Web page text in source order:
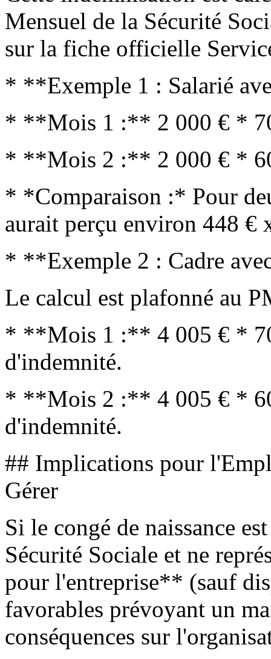
Mensuel de la Sécurité
sur la fiche officielle
* **Exemple 1 : Salarié
* **Mois 1 :** 2 000 € *
* **Mois 2 :** 2 000 € *
* *Comparaison :* Pour
aurait perçu environ 448 €
* **Exemple 2 : Cadre
Le calcul est plafonné au
* **Mois 1 :** 4 005 € *
d'indemnité.
* **Mois 2 :** 4 005 € *
d'indemnité.
## Implications pour
Gérer
Si le congé de naissance
Sécurité Sociale et ne
pour l'entreprise** (sauf
favorables prévoyant un
conséquences sur